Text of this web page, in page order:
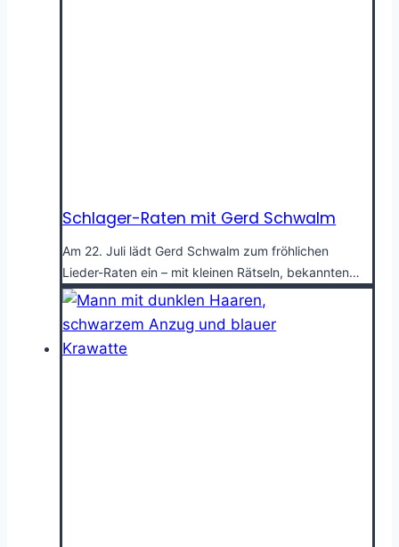
Schlager-Raten mit Gerd Schwalm
Am 22. Juli lädt Gerd Schwalm zum fröhlichen
Lieder-Raten ein – mit kleinen Rätseln, bekannten…